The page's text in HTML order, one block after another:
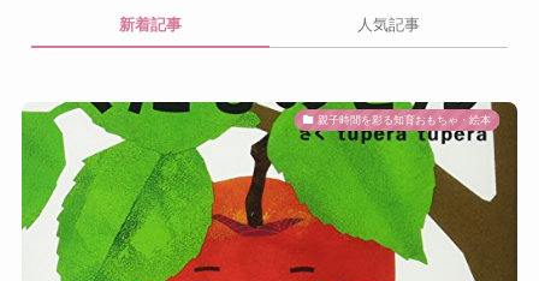
新着記事 人気記事
親子時間を彩る知育おもちゃ・絵本